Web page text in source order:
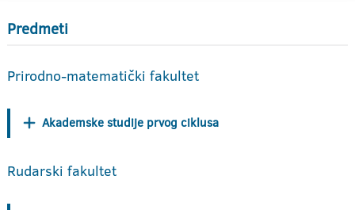
Predmeti
Prirodno-matematički fakultet
Akademske studije prvog ciklusa
Rudarski fakultet